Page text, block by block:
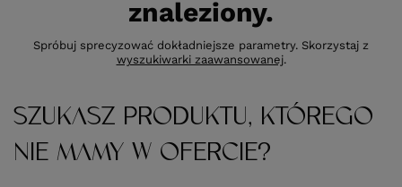
znaleziony.
Spróbuj sprecyzować dokładniejsze parametry. Skorzystaj z
wyszukiwarki zaawansowanej.
SZUKASZ PRODUKTU, KTÓREGO
NIE MAMY W OFERCIE?